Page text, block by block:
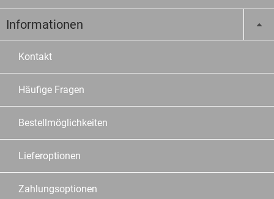
Informationen
Kontakt
Häufige Fragen
Bestellmöglichkeiten
Lieferoptionen
Zahlungsoptionen